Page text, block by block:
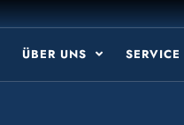
ÜBER UNS SERVICE